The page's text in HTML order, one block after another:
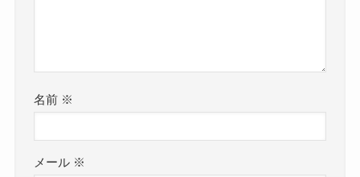
名前 ※
メール ※